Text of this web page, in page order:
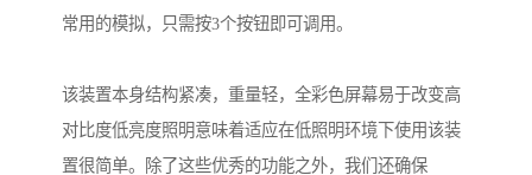
常用的模拟，只需按3个按钮即可调用。
该装置本身结构紧凑，重量轻，全彩色屏幕易于改变高
对比度低亮度照明意味着适应在低照明环境下使用该装
置很简单。除了这些优秀的功能之外，我们还确保